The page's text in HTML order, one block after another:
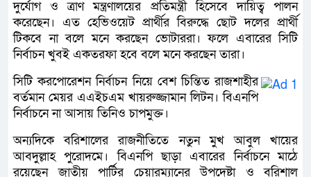
দুর্যোগ ও ত্রাণ মন্ত্রণালয়ের প্রতিমন্ত্রী হিসেবে দায়িত্ব পালন
করেছেন। এত হেভিওয়েট প্রার্থীর বিরুদ্ধে ছোট দলের প্রার্থী
টিকবে না বলে মনে করছেন ভোটাররা। ফলে এবারের সিটি
নির্বাচন খুবই একতরফা হবে বলে মনে করছেন তারা।
সিটি করপোরেশন নির্বাচন নিয়ে বেশ চিন্তিত রাজশাহীর
বর্তমান মেয়র এএইচএম খায়রুজ্জামান লিটন। বিএনপি
নির্বাচনে না আসায় তিনিও চাপমুক্ত।
অন্যদিকে বরিশালের রাজনীতিতে নতুন মুখ আবুল খায়ের
আবদুল্লাহ পুরোদমে। বিএনপি ছাড়া এবারের নির্বাচনে মাঠে
রয়েছেন জাতীয় পার্টির চেয়ারম্যানের উপদেষ্টা ও বরিশাল